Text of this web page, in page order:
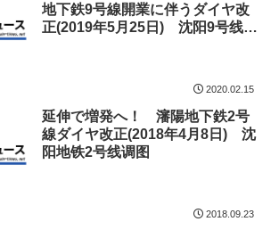
地下鉄9号線開業に伴うダイヤ改
正(2019年5月25日) 沈阳9号线调
2020.02.15
延伸で増発へ！ 瀋陽地下鉄2号
線ダイヤ改正(2018年4月8日) 沈
阳地铁2号线调图
2018.09.23